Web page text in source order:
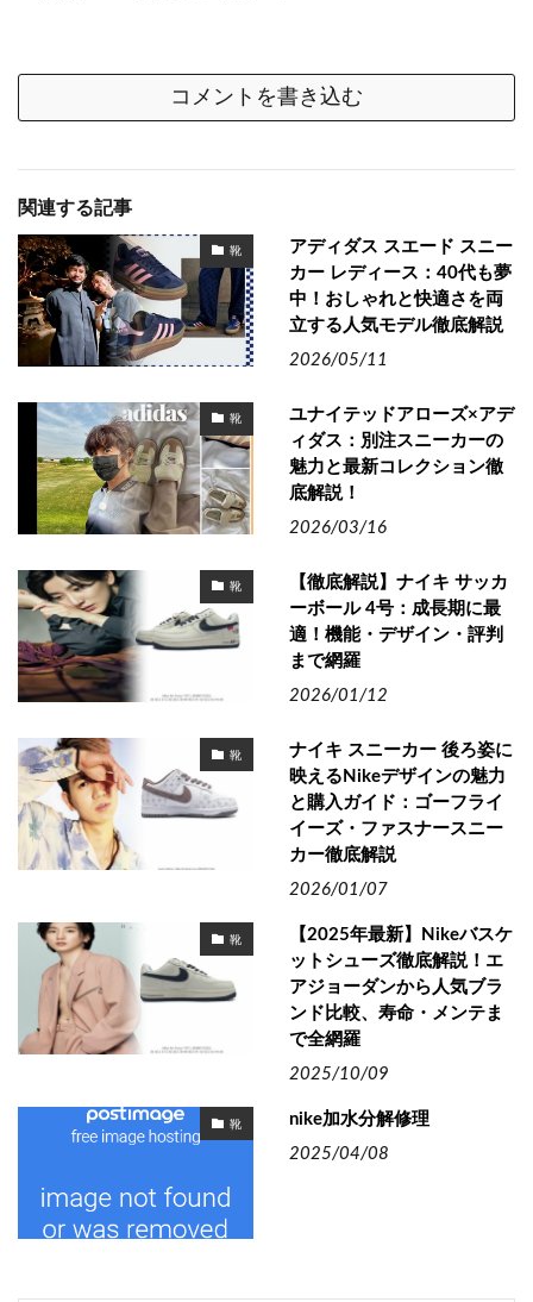
コメントを書き込む
関連する記事
靴
アディダス スエード スニー
カー レディース：40代も夢
中！おしゃれと快適さを両
立する人気モデル徹底解説
2026/05/11
靴
ユナイテッドアローズ×アデ
ィダス：別注スニーカーの
魅力と最新コレクション徹
底解説！
2026/03/16
靴
【徹底解説】ナイキ サッカ
ーボール 4号：成長期に最
適！機能・デザイン・評判
まで網羅
2026/01/12
靴
ナイキ スニーカー 後ろ姿に
映えるNikeデザインの魅力
と購入ガイド：ゴーフライ
イーズ・ファスナースニー
カー徹底解説
2026/01/07
靴
【2025年最新】Nikeバスケ
ットシューズ徹底解説！エ
アジョーダンから人気ブラ
ンド比較、寿命・メンテま
で全網羅
2025/10/09
靴
nike加水分解修理
2025/04/08